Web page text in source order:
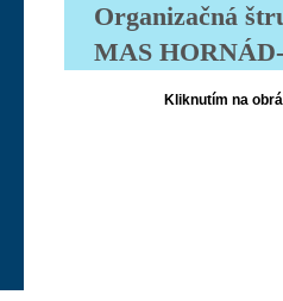
Organizačná
MAS
Kliknutím na